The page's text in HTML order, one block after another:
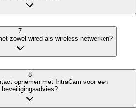
7
zowel wired als wireless netwerken?
8
opnemen met IntraCam voor een
beveiligingsadvies?